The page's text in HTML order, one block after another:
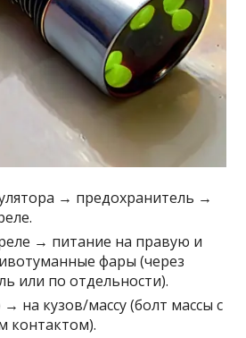
→ предохранитель →
→ питание на правую и
фары (через
или по отдельности).
на кузов/массу (болт массы с
контактом).